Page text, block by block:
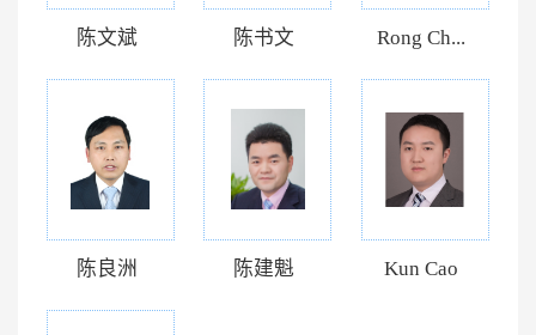
陈文斌 陈书文 Rong Ch...
陈良洲 陈建魁 Kun Cao